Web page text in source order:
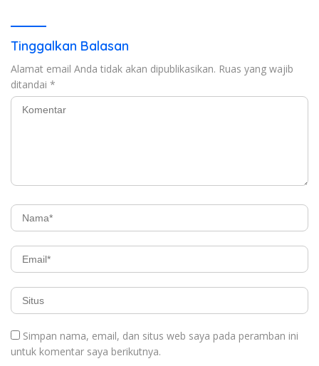
Tinggalkan Balasan
Alamat email Anda tidak akan dipublikasikan. Ruas yang wajib
ditandai *
Simpan nama, email, dan situs web saya pada peramban ini
untuk komentar saya berikutnya.